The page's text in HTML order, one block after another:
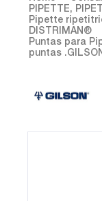
PIPETTE,
Pipette
DISTRIMAN®
Puntas para
puntas